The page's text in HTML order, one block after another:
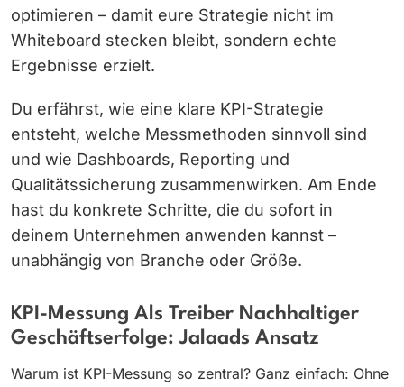
optimieren – damit eure Strategie nicht im
Whiteboard stecken bleibt, sondern echte
Ergebnisse erzielt.
Du erfährst, wie eine klare KPI-Strategie
entsteht, welche Messmethoden sinnvoll sind
und wie Dashboards, Reporting und
Qualitätssicherung zusammenwirken. Am Ende
hast du konkrete Schritte, die du sofort in
deinem Unternehmen anwenden kannst –
unabhängig von Branche oder Größe.
KPI-Messung Als Treiber Nachhaltiger
Geschäftserfolge: Jalaads Ansatz
Warum ist KPI-Messung so zentral? Ganz einfach: Ohne